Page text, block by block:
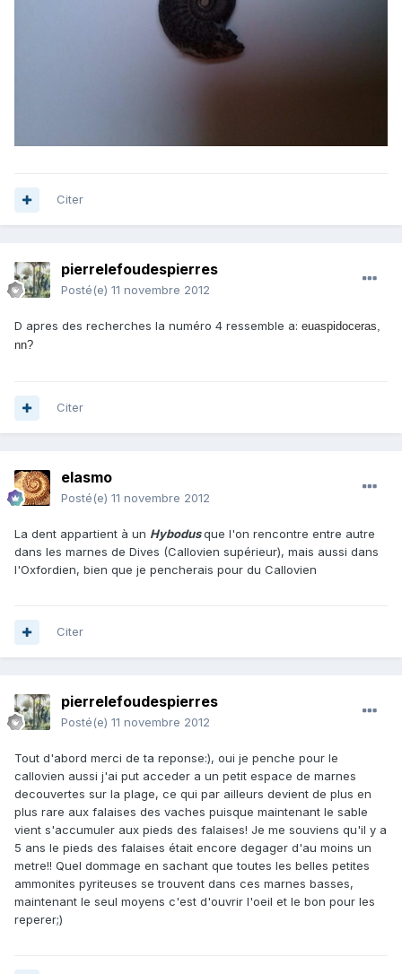
Citer
pierrelefoudespierres
Posté(e) 11 novembre 2012
D apres des recherches la numéro 4 ressemble a: euaspidoceras,
nn?
Citer
elasmo
Posté(e) 11 novembre 2012
La dent appartient à un Hybodusque l'on rencontre entre autre
dans les marnes de Dives (Callovien supérieur), mais aussi dans
l'Oxfordien, bien que je pencherais pour du Callovien
Citer
pierrelefoudespierres
Posté(e) 11 novembre 2012
Tout d'abord merci de ta reponse:), oui je penche pour le
callovien aussi j'ai put acceder a un petit espace de marnes
decouvertes sur la plage, ce qui par ailleurs devient de plus en
plus rare aux falaises des vaches puisque maintenant le sable
vient s'accumuler aux pieds des falaises! Je me souviens qu'il y a
5 ans le pieds des falaises était encore degager d'au moins un
metre!! Quel dommage en sachant que toutes les belles petites
ammonites pyriteuses se trouvent dans ces marnes basses,
maintenant le seul moyens c'est d'ouvrir l'oeil et le bon pour les
reperer;)